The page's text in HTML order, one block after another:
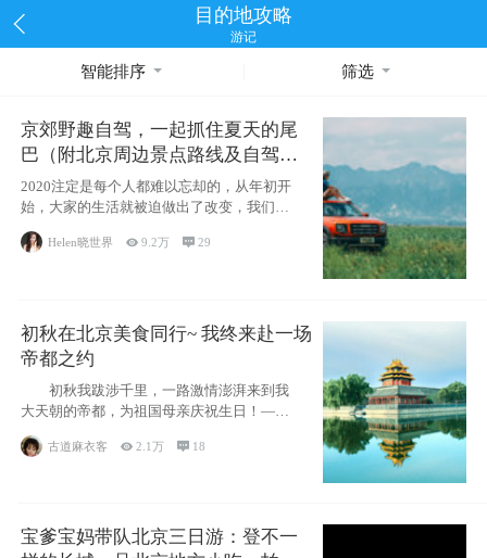
目的地攻略
游记
智能排序 筛选
京郊野趣自驾，一起抓住夏天的尾
巴（附北京周边景点路线及自驾攻
略）
2020注定是每个人都难以忘却的，从年初开
始，大家的生活就被迫做出了改变，我们也
不例外。本来双双辞职是为
Helen晓世界 9.2万 29
初秋在北京美食同行~ 我终来赴一场
帝都之约
初秋我跋涉千里，一路激情澎湃来到我
大天朝的帝都，为祖国母亲庆祝生日！——
古道麻衣客 2.1万  18
宝爹宝妈带队北京三日游：登不一